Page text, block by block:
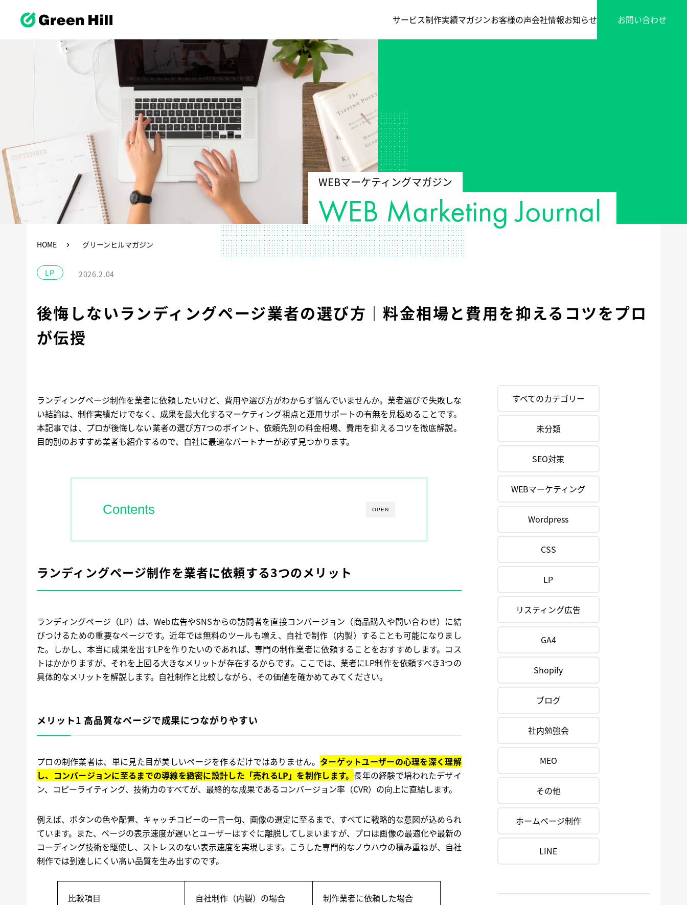
サービス
ホームページ制作
WEB広告運用
WEBコンサルティング
コンテンツマーケティング
ECサイト制作
LP制作
成果報酬型MEO対策
Lステップ構築・運用支援
制作実績マガジンお客様の声会社情報
私たちの事
メンバー
理念
代表挨拶
採用情報
会社概要
お知らせ お問い合わせ
WEBマーケティングマガジン
WEB Marketing Journal
HOME グリーンヒルマガジン
LP 2026.2.04
後悔しないランディングページ業者の選び方｜料金相場と費用を抑えるコツをプロ
が伝授
ランディングページ制作を業者に依頼したいけど、費用や選び方がわからず悩んでいませんか。業者選びで失敗しな
い結論は、制作実績だけでなく、成果を最大化するマーケティング視点と運用サポートの有無を見極めることです。
本記事では、プロが後悔しない業者の選び方7つのポイント、依頼先別の料金相場、費用を抑えるコツを徹底解説。
目的別のおすすめ業者も紹介するので、自社に最適なパートナーが必ず見つかります。
OPEN
Contents
ランディングページ制作を業者に依頼する3つのメリット
ランディングページ（LP）は、Web広告やSNSからの訪問者を直接コンバージョン（商品購入や問い合わせ）に結
びつけるための重要なページです。近年では無料のツールも増え、自社で制作（内製）することも可能になりまし
た。しかし、本当に成果を出すLPを作りたいのであれば、専門の制作業者に依頼することをおすすめします。コス
トはかかりますが、それを上回る大きなメリットが存在するからです。ここでは、業者にLP制作を依頼すべき3つの
具体的なメリットを解説します。自社制作と比較しながら、その価値を確かめてみてください。
メリット1 高品質なページで成果につながりやすい
プロの制作業者は、単に見た目が美しいページを作るだけではありません。 ターゲットユーザーの心理を深く理解
し、コンバージョンに至るまでの導線を緻密に設計した「売れるLP」を制作します。長年の経験で培われたデザイ
ン、コピーライティング、技術力のすべてが、最終的な成果であるコンバージョン率（CVR）の向上に直結します。
例えば、ボタンの色や配置、キャッチコピーの一言一句、画像の選定に至るまで、すべてに戦略的な意図が込められ
ています。また、ページの表示速度が遅いとユーザーはすぐに離脱してしまいますが、プロは画像の最適化や最新の
コーディング技術を駆使し、ストレスのない表示速度を実現します。こうした専門的なノウハウの積み重ねが、自社
制作では到達しにくい高い品質を生み出すのです。
比較項目 自社制作（内製）の場合 制作業者に依頼した場合
すべてのカテゴリー
未分類
SEO対策
WEBマーケティング
Wordpress
CSS
LP
リスティング広告
GA4
Shopify
ブログ
社内勉強会
MEO
その他
ホームページ制作
LINE